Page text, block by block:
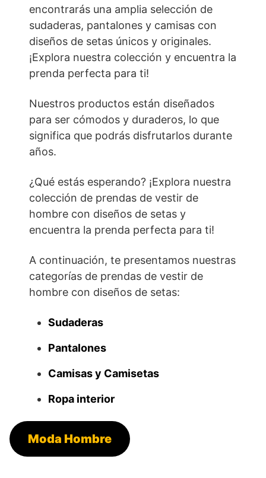
encontrarás una amplia selección de
sudaderas, pantalones y camisas con
diseños de setas únicos y originales.
¡Explora nuestra colección y encuentra la
prenda perfecta para ti!
Nuestros productos están diseñados
para ser cómodos y duraderos, lo que
significa que podrás disfrutarlos durante
años.
¿Qué estás esperando? ¡Explora nuestra
colección de prendas de vestir de
hombre con diseños de setas y
encuentra la prenda perfecta para ti!
A continuación, te presentamos nuestras
categorías de prendas de vestir de
hombre con diseños de setas:
Sudaderas
Pantalones
Camisas y Camisetas
Ropa interior
Moda Hombre